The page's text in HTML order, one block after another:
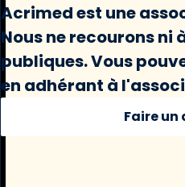
Acrimed est une
Nous ne recourons
publiques. Vous
en adhérant à
Faire un